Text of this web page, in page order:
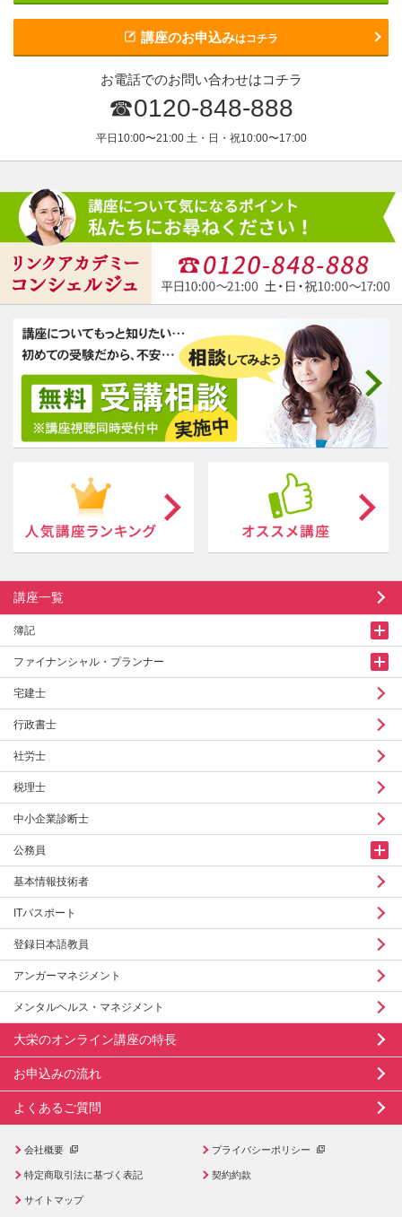
講座のお申込みはコチラ
お電話でのお問い合わせはコチラ
☎0120-848-888
平日10:00〜21:00 土・日・祝10:00〜17:00
講座一覧
簿記
ファイナンシャル・プランナー
宅建士
行政書士
社労士
税理士
中小企業診断士
公務員
基本情報技術者
ITパスポート
登録日本語教員
アンガーマネジメント
メンタルヘルス・マネジメント
大栄のオンライン講座の特長
お申込みの流れ
よくあるご質問
会社概要 プライバシーポリシー
特定商取引法に基づく表記 契約約款
サイトマップ